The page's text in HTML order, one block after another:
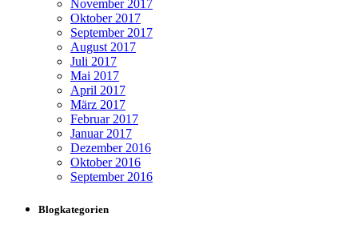
November 2017
Oktober 2017
September 2017
August 2017
Juli 2017
Mai 2017
April 2017
März 2017
Februar 2017
Januar 2017
Dezember 2016
Oktober 2016
September 2016
Blogkategorien